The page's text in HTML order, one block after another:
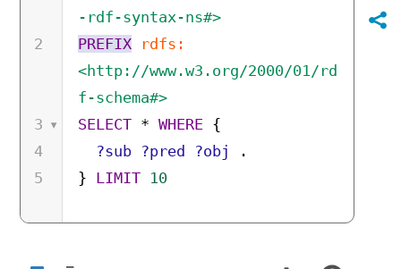
-rdf-syntax-ns#>
2
PREFIX
rdfs:
<http://www.w3.org/2000/01/rd
f-schema#>
3
SELECT * WHERE {
4
?sub ?pred ?obj
.
5
} LIMIT 10